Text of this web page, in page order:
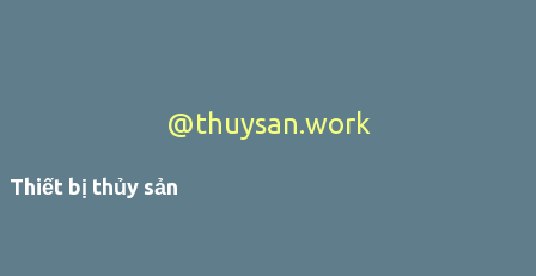
@thuysan.work
Thiết bị thủy sản